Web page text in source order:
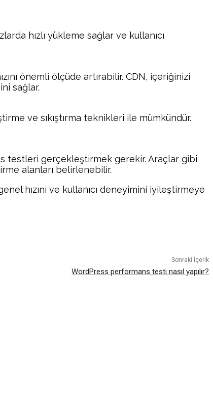
hızlı yükleme sağlar ve kullanıcı
önemli ölçüde artırabilir. CDN, içeriğinizi
sağlar.
ve sıkıştırma teknikleri ile mümkündür.
testleri gerçekleştirmek gerekir. Araçlar gibi
alanları belirlenebilir.
hızını ve kullanıcı deneyimini iyileştirmeye
Sonraki İçerik
WordPress performans testi nasıl yapılır?